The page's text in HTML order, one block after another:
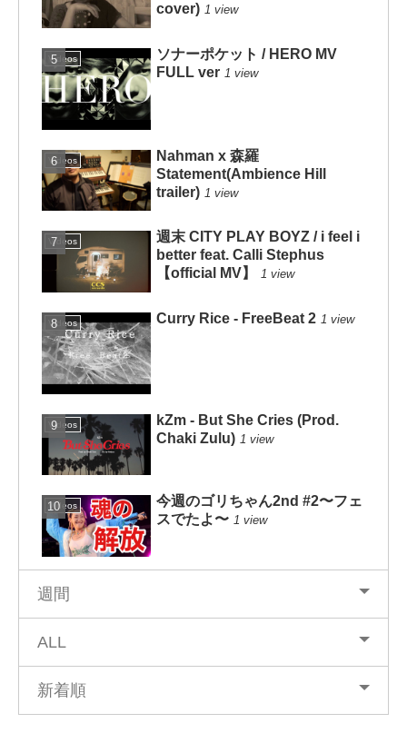
cover) 1 view
Videos
ソナーポケット / HERO MV
FULL ver 1 view
Videos
Nahman x 森羅
Statement(Ambience Hill
trailer) 1 view
Videos
週末 CITY PLAY BOYZ / i feel i
better feat. Calli Stephus
【official MV】
1 view
Videos Curry Rice - FreeBeat 2 1 view
Videos
kZm - But She Cries (Prod.
Chaki Zulu) 1 view
Videos
今週のゴリちゃん2nd #2〜フェ
スでたよ〜 1 view
週間
ALL
新着順